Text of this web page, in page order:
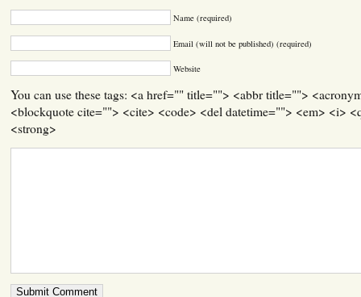
Name (required)
Email (will not be published) (required)
Website
You can use these tags: <a href="" title=""> <abbr title="">
<blockquote cite=""> <cite> <code> <del datetime=""> <em> <i>
<strong>